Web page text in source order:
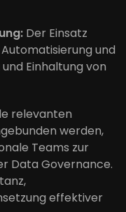
Der Einsatz
und
Einhaltung von
relevanten
werden,
Teams zur
Data Governance.
effektiver